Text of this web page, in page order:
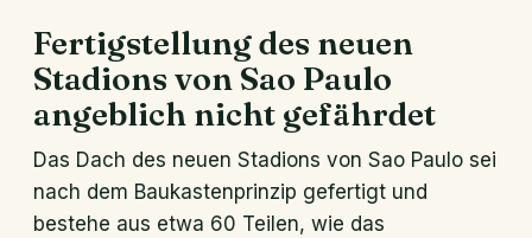
Fertigstellung des neuen
Stadions von Sao Paulo
angeblich nicht gefährdet
Das Dach des neuen Stadions von Sao Paulo sei
nach dem Baukastenprinzip gefertigt und
bestehe aus etwa 60 Teilen, wie das